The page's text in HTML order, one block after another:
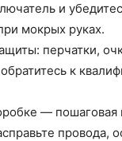
и
мокрых руках.
перчатки,
к
— пошаговая